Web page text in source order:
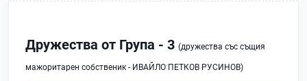
Дружества от Група - 3 (дружества със същия
мажоритарен собственик - ИВАЙЛО ПЕТКОВ РУСИНОВ)